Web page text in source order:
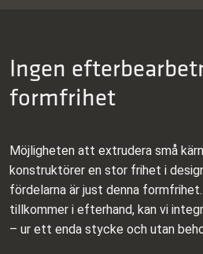
Ingen
formfrihet
Möjligheten att extrudera små
konstruktörer en stor frihet i
fördelarna är just denna
tillkommer i efterhand, kan vi
– ur ett enda stycke och utan